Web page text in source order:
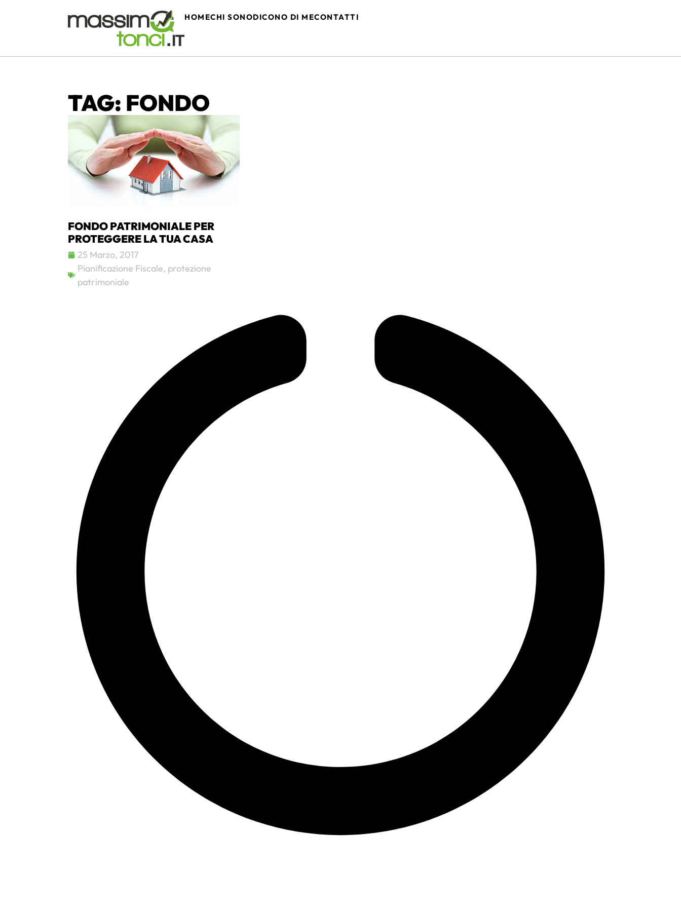
HOMECHI SONODICONO DI MECONTATTI
TAG: FONDO
FONDO PATRIMONIALE PER
PROTEGGERE LA TUA CASA
25 Marzo, 2017
Pianificazione Fiscale, protezione
patrimoniale